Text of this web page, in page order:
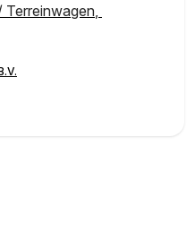
Terreinwagen,